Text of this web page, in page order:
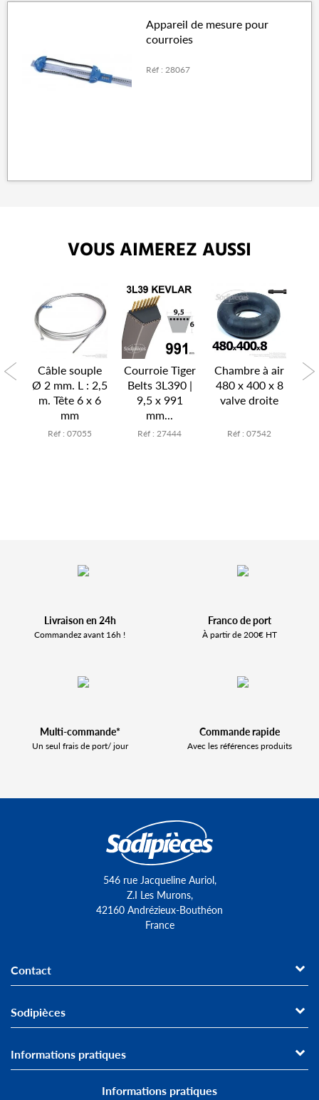
Appareil de mesure pour
courroies
Réf : 28067
VOUS AIMEREZ AUSSI
Câble souple
Ø 2 mm. L : 2,5
m. Tête 6 x 6
mm
Réf : 07055
Courroie Tiger
Belts 3L390 |
9,5 x 991
mm...
Réf : 27444
Chambre à air
480 x 400 x 8
valve droite
Réf : 07542
Livraison en 24h
Commandez avant 16h !
Franco de port
À partir de 200€ HT
Multi-commande*
Un seul frais de port/ jour
Commande rapide
Avec les références produits
546 rue Jacqueline Auriol,
Z.I Les Murons,
42160 Andrézieux-Bouthéon
France
Contact
Sodipièces
Informations pratiques
Informations pratiques